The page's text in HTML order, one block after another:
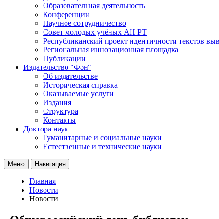
Образовательная деятельность
Конференции
Научное сотрудничество
Совет молодых учёных АН РТ
Республиканский проект идентичности текстов
Региональная инновационная площадка
Публикации
Издательство "Фән"
Об издательстве
Историческая справка
Оказываемые услуги
Издания
Структура
Контакты
Доктора наук
Гуманитарные и социальные науки
Естественные и технические науки
Меню Навигация
Главная
Новости
Новости